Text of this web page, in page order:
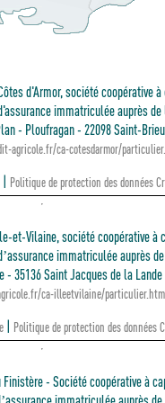
d'Armor, société coopérative
immatriculée auprès de
- Ploufragan - 22098 Saint-
agricole.fr/ca-cotesdarmor/
| Politique de protection des données
et-Vilaine, société coopérative à
immatriculée auprès
35136 Saint Jacques de la Lande
ca-illeetvilaine/
| Politique de protection des données
- Société coopérative à